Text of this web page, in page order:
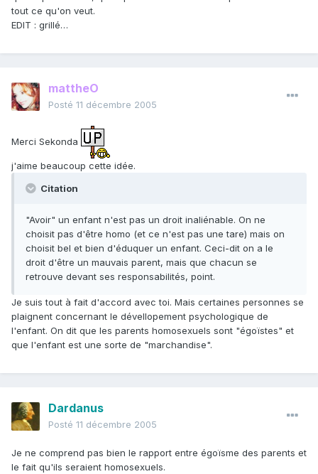
tout ce qu'on veut.
EDIT : grillé…
mattheO
Posté 11 décembre 2005
Merci Sekonda
j'aime beaucoup cette idée.
Citation
"Avoir" un enfant n'est pas un droit inaliénable. On ne
choisit pas d'être homo (et ce n'est pas une tare) mais on
choisit bel et bien d'éduquer un enfant. Ceci-dit on a le
droit d'être un mauvais parent, mais que chacun se
retrouve devant ses responsabilités, point.
Je suis tout à fait d'accord avec toi. Mais certaines personnes se
plaignent concernant le dévellopement psychologique de
l'enfant. On dit que les parents homosexuels sont "égoïstes" et
que l'enfant est une sorte de "marchandise".
Dardanus
Posté 11 décembre 2005
Je ne comprend pas bien le rapport entre égoïsme des parents et
le fait qu'ils seraient homosexuels.